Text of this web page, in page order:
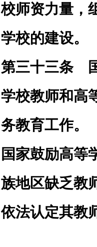
校师资力量，
学校的建设。
第三十三条
学校教师和高
务教育工作。
国家鼓励高等
族地区缺乏教
依法认定其教